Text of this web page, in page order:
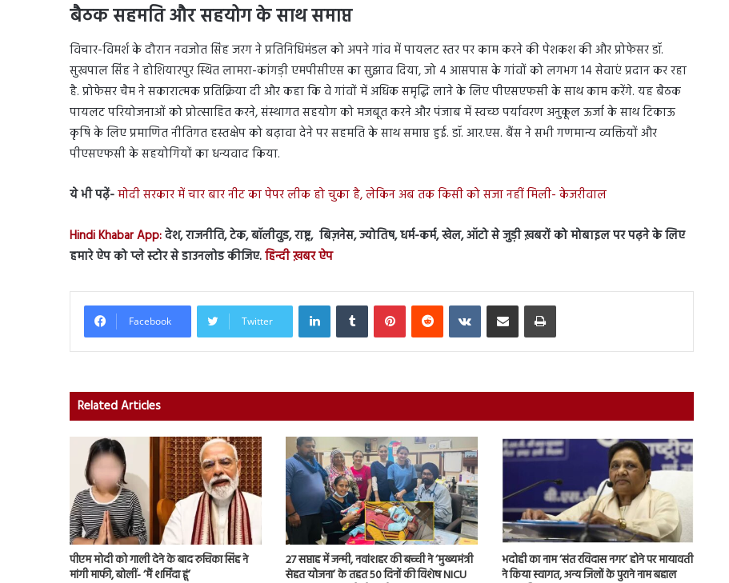
बैठक सहमति और सहयोग के साथ समाप्त
विचार-विमर्श के दौरान नवजोत सिंह जरग ने प्रतिनिधिमंडल को अपने गांव में पायलट स्तर पर काम करने की पेशकश की और प्रोफेसर डॉ.
सुखपाल सिंह ने होशियारपुर स्थित लामरा-कांगड़ी एमपीसीएस का सुझाव दिया, जो 4 आसपास के गांवों को लगभग 14 सेवाएं प्रदान कर रहा
है. प्रोफेसर चैम ने सकारात्मक प्रतिक्रिया दी और कहा कि वे गांवों में अधिक समृद्धि लाने के लिए पीएसएफसी के साथ काम करेंगे. यह बैठक
पायलट परियोजनाओं को प्रोत्साहित करने, संस्थागत सहयोग को मजबूत करने और पंजाब में स्वच्छ पर्यावरण अनुकूल ऊर्जा के साथ टिकाऊ
कृषि के लिए प्रमाणित नीतिगत हस्तक्षेप को बढ़ावा देने पर सहमति के साथ समाप्त हुई. डॉ. आर.एस. बैंस ने सभी गणमान्य व्यक्तियों और
पीएसएफसी के सहयोगियों का धन्यवाद किया.
ये भी पढ़ें-मोदी सरकार में चार बार नीट का पेपर लीक हो चुका है, लेकिन अब तक किसी को सजा नहीं मिली- केजरीवाल
Hindi Khabar App:देश, राजनीति, टेक, बॉलीवुड, राष्ट्र, बिज़नेस, ज्योतिष, धर्म-कर्म, खेल, ऑटो से जुड़ी ख़बरों को मोबाइल पर पढ़ने के लिए
हमारे ऐप को प्ले स्टोर से डाउनलोड कीजिए.हिन्दी ख़बर ऐप
Facebook Twitter
LinkedInTumblr PinterestReddit VKontakteShare via Email Print
Related Articles
पीएम मोदी को गाली देने के बाद रुचिका सिंह ने
मांगी माफी, बोलीं- ‘मैं शर्मिंदा हूं’
27 सप्ताह में जन्मी, नवांशहर की बच्ची ने ‘मुख्यमंत्री
सेहत योजना’ के तहत 50 दिनों की विशेष NICU
भदोही का नाम ‘संत रविदास नगर’ होने पर मायावती
ने किया स्वागत, अन्य जिलों के पुराने नाम बहाल